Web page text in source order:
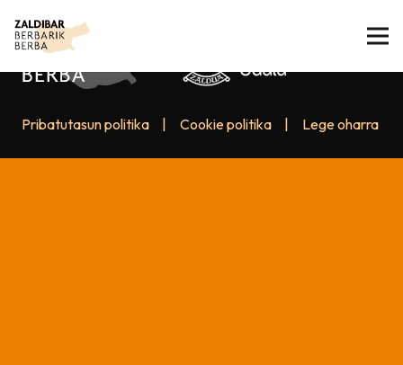
Pribatutasun politika Cookie politika Lege oharra